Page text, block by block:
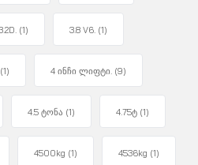
(1) 3.8 V6. (1)
(1) 4 ინჩი ლიფტი. (9)
4.5 ტონა (1) 4.75ტ (1)
4500kg (1) 4536kg (1)